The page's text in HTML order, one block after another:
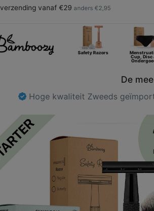
verzending vanaf €29 anders €2,95
Safety Razors
Cup, Disc
De
Hoge kwaliteit Zweeds